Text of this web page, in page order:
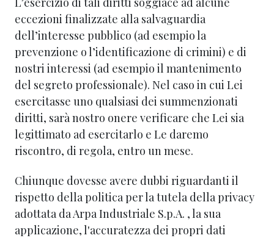
eccezioni finalizzate alla salvaguardia
dell’interesse pubblico (ad esempio la
prevenzione o l’identificazione di crimini) e di
nostri interessi (ad esempio il mantenimento
del segreto professionale). Nel caso in cui Lei
esercitasse uno qualsiasi dei summenzionati
diritti, sarà nostro onere verificare che Lei sia
legittimato ad esercitarlo e Le daremo
riscontro, di regola, entro un mese.
Chiunque dovesse avere dubbi riguardanti il
rispetto della politica per la tutela della privacy
adottata da Arpa Industriale S.p.A. , la sua
applicazione, l'accuratezza dei propri dati